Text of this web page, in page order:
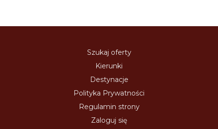
Szukaj oferty
Kierunki
Destynacje
Polityka Prywatności
Regulamin strony
Zaloguj się